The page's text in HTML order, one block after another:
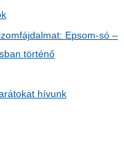
Epsom-só –
történő
hívunk